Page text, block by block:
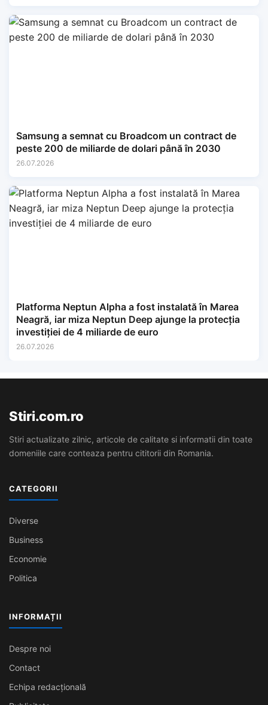
Samsung a semnat cu Broadcom un contract de
peste 200 de miliarde de dolari până în 2030
26.07.2026
Platforma Neptun Alpha a fost instalată în Marea
Neagră, iar miza Neptun Deep ajunge la protecția
investiției de 4 miliarde de euro
26.07.2026
Stiri.com.ro
Stiri actualizate zilnic, articole de calitate si informatii din toate
domeniile care conteaza pentru cititorii din Romania.
CATEGORII
Diverse
Business
Economie
Politica
INFORMAȚII
Despre noi
Contact
Echipa redacțională